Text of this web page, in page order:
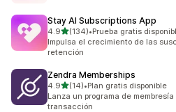
Stay AI Subscriptions App
4.9de 5 estrellas
(134)
134 reseñas en total
•Prueba gratis
Impulsa el crecimiento de las
retención
Zendra Memberships
4.9de 5 estrellas
(14)
14 reseñas en total
•Plan gratis disponible
Lanza un programa de
transacción